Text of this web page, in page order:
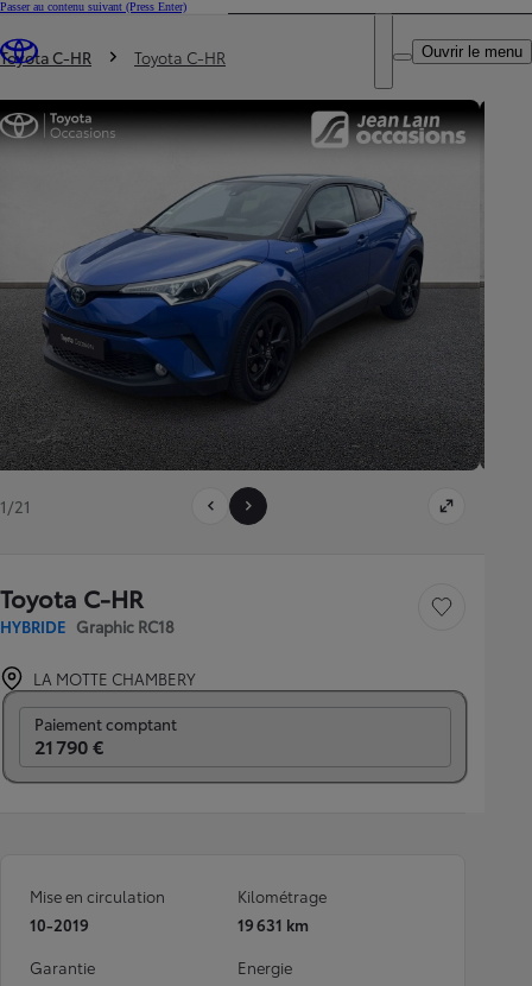
Passer au contenu suivant (Press Enter)
Trouvez un partenaire Toyota
DEALER NAME
Ouvrir le menu
Vous êtes ici
Toyota C-HR Toyota C-HR
1/21
Toyota C-HR
HYBRIDE Graphic RC18
Sauvegarder le
LA MOTTE CHAMBERY
Paiement comptant
21 790 €
Mise en circulation
10-2019
Kilométrage
19 631 km
Garantie
Energie